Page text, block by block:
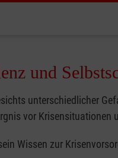
und
unterschiedlicher
vor Krisensituationen
Wissen zur